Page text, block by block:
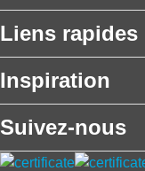
Liens rapides
Inspiration
Suivez-nous